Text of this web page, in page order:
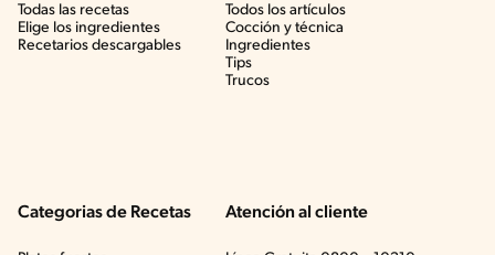
Todas las recetas
Elige los ingredientes
Recetarios descargables
Todos los artículos
Cocción y técnica
Ingredientes
Tips
Trucos
Categorias de Recetas Atención al cliente